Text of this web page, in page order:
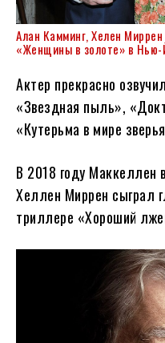
Алан Камминг, Хелен
«Женщины в золоте» в Нью-
Актер прекрасно
«Звездная пыль»,
«Кутерьма в мире
В 2018 году Маккеллен
Хеллен Миррен сыграл
триллере «Хороший